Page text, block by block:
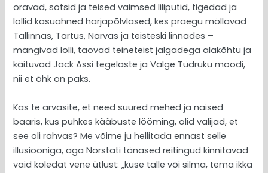
oravad, sotsid ja teised vaimsed liliputid, tigedad ja
lollid kasuahned härjapõlvlased, kes praegu möllavad
Tallinnas, Tartus, Narvas ja teisteski linnades –
mängivad lolli, taovad teineteist jalgadega alakõhtu ja
käituvad Jack Assi tegelaste ja Valge Tüdruku moodi,
nii et õhk on paks.
Kas te arvasite, et need suured mehed ja naised
baaris, kus puhkes kääbuste lööming, olid valijad, et
see oli rahvas? Me võime ju hellitada ennast selle
illusiooniga, aga Norstati tänased reitingud kinnitavad
vaid koledat vene ütlust: „kuse talle või silma, tema ikka